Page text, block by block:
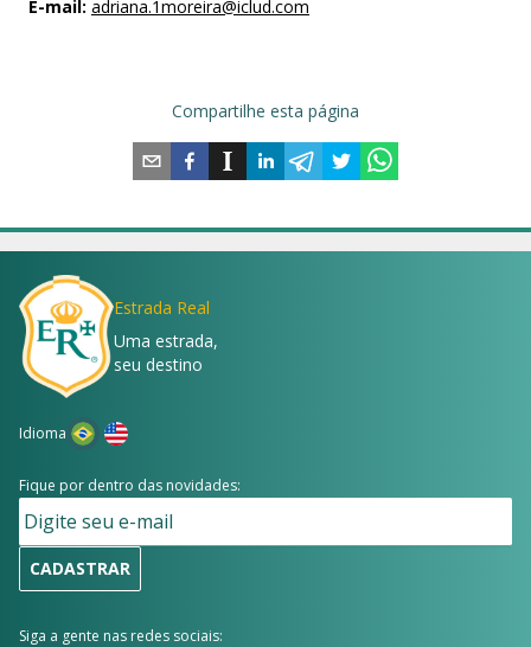
E-mail: adriana.1moreira@iclud.com
Compartilhe esta página
Estrada Real
Uma estrada,
seu destino
Idioma
Fique por dentro das novidades:
CADASTRAR
Siga a gente nas redes sociais: